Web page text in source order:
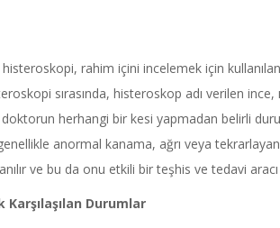
rahim içini incelemek için kullanılan
sırasında, histeroskop adı verilen ince,
herhangi bir kesi yapmadan belirli
anormal kanama, ağrı veya
ve bu da onu etkili bir teşhis ve tedavi
Karşılaşılan Durumlar